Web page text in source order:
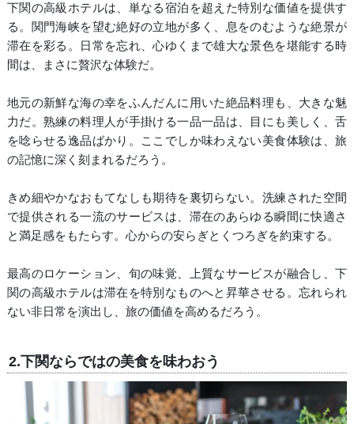
下関の高級ホテルは、単なる宿泊を超えた特別な価値を提供す
る。関門海峡を望む絶好の立地が多く、息をのむような絶景が
滞在を彩る。日常を忘れ、心ゆくまで雄大な景色を堪能する時
間は、まさに贅沢な体験だ。
地元の新鮮な海の幸をふんだんに用いた絶品料理も、大きな魅
力だ。熟練の料理人が手掛ける一品一品は、目にも美しく、舌
を唸らせる逸品ばかり。ここでしか味わえない美食体験は、旅
の記憶に深く刻まれるだろう。
きめ細やかなおもてなしも期待を裏切らない。洗練された空間
で提供される一流のサービスは、滞在のあらゆる瞬間に快適さ
と満足感をもたらす。心からの安らぎとくつろぎを約束する。
最高のロケーション、旬の味覚、上質なサービスが融合し、下
関の高級ホテルは滞在を特別なものへと昇華させる。忘れられ
ない非日常を演出し、旅の価値を高めるだろう。
2.下関ならではの美食を味わおう